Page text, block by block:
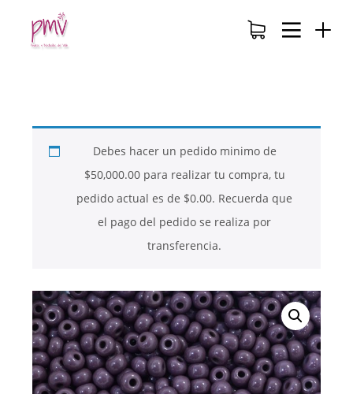
26
NOVIEMBRE
2017
QUE PIEDRAS
SE USAN PARA
BISUTERÍA Y
JOYERÍA
26
NOVIEMBRE
2017
QUE ES LA
MOSTACILLA?
26
NOVIEMBRE
2017
NUESTROS
CURSOS
Debes hacer un pedido minimo de
$50,000.00para realizar tu compra, tu
pedido actual es de $0.00. Recuerda que
el pago del pedido se realiza por
transferencia.